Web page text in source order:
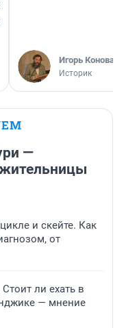
Игорь
Историк
—
жительницы
и скейте. Как
от
ли ехать в
— мнение